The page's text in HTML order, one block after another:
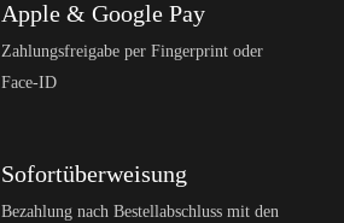
Apple & Google Pay
Zahlungsfreigabe per Fingerprint oder
Face-ID
Sofortüberweisung
Bezahlung nach Bestellabschluss mit den